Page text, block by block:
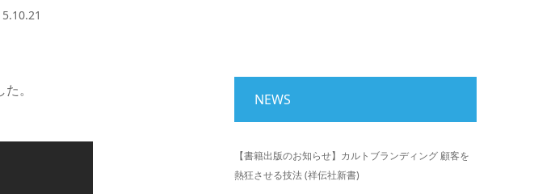
。
NEWS
【書籍出版のお知らせ】カルトブランディング 顧客を
熱狂させる技法 (祥伝社新書)